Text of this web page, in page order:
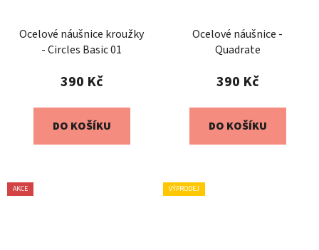
Ocelové náušnice kroužky
- Circles Basic 01
390 Kč
DO KOŠÍKU
Ocelové náušnice -
Quadrate
390 Kč
DO KOŠÍKU
AKCE VÝPRODEJ